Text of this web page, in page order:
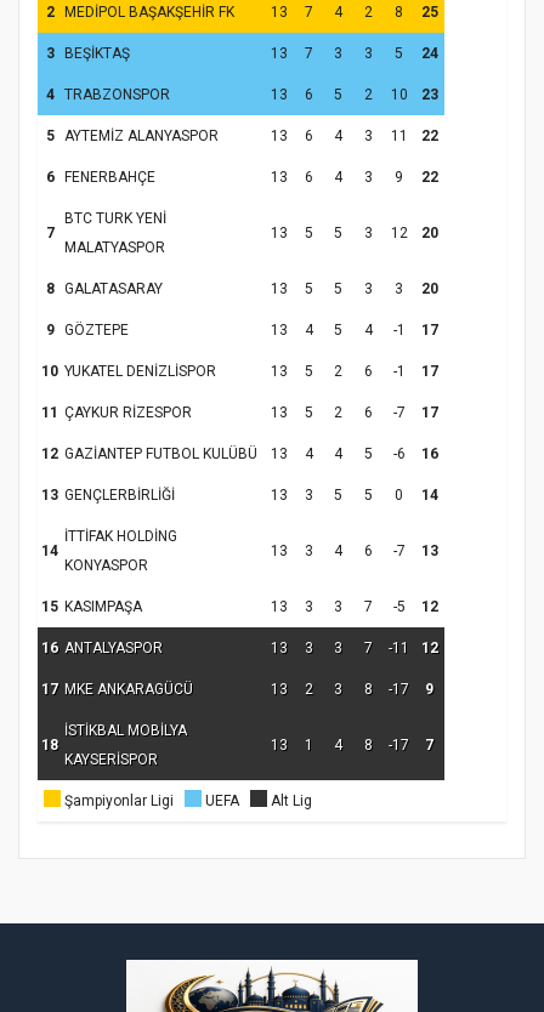
Hz. Peygamber ve Gençlik Konferansı
Samsun Atakum’da Yaz Kur’an Kursu
Kapanış Programı
Samsun Atakum’da Ayasofya Camii
Etkinliği
Türkiye’de insanlar dinle bağlarını
2 MEDİPOL BAŞAKŞEHİR FK 13 7 4 2 8 25
3 BEŞİKTAŞ 13 7 3 3 5 24
4 TRABZONSPOR 13 6 5 2 10 23
5 AYTEMİZ ALANYASPOR 13 6 4 3 11 22
6 FENERBAHÇE 13 6 4 3 9 22
7
BTC TURK YENİ
MALATYASPOR
13 5 5 3 12 20
8 GALATASARAY 13 5 5 3 3 20
9 GÖZTEPE 13 4 5 4 -1 17
10 YUKATEL DENİZLİSPOR 13 5 2 6 -1 17
11 ÇAYKUR RİZESPOR 13 5 2 6 -7 17
12 GAZİANTEP FUTBOL KULÜBÜ 13 4 4 5 -6 16
13 GENÇLERBİRLİĞİ 13 3 5 5 0 14
14
İTTİFAK HOLDİNG
KONYASPOR
13 3 4 6 -7 13
15 KASIMPAŞA 13 3 3 7 -5 12
16 ANTALYASPOR 13 3 3 7 -11 12
17 MKE ANKARAGÜCÜ 13 2 3 8 -17 9
18
İSTİKBAL MOBİLYA
KAYSERİSPOR
13 1 4 8 -17 7
Şampiyonlar Ligi UEFA Alt Lig